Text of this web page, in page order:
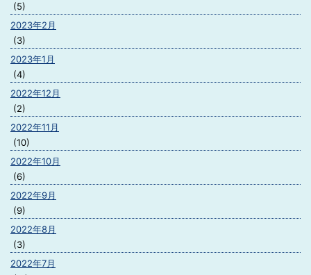
(5)
2023年2月
(3)
2023年1月
(4)
2022年12月
(2)
2022年11月
(10)
2022年10月
(6)
2022年9月
(9)
2022年8月
(3)
2022年7月